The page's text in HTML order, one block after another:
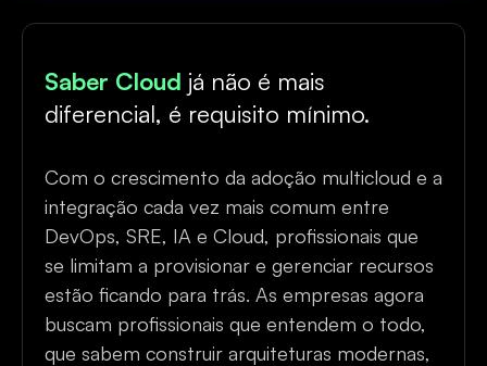
Saber Cloud já não é mais
diferencial, é requisito mínimo.
Com o crescimento da adoção multicloud e a
integração cada vez mais comum entre
DevOps, SRE, IA e Cloud, profissionais que
se limitam a provisionar e gerenciar recursos
estão ficando para trás. As empresas agora
buscam profissionais que entendem o todo,
que sabem construir arquiteturas modernas,